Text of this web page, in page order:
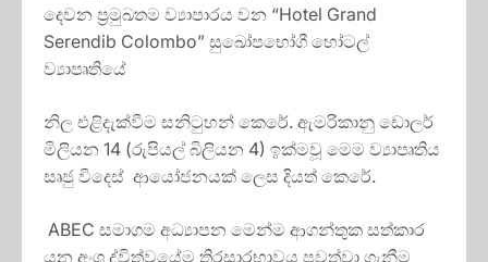
දෙවන ප්‍රමුඛතම ව්‍යාපාරය වන “Hotel Grand
Serendib Colombo” සුඛෝපභෝගී හෝටල්
ව්‍යාපෘතියේ
නිල එළිදැක්වීම සනිටුහන් කෙරේ. ඇමරිකානු ඩොලර්
මිලියන 14 (රුපියල් බිලියන 4) ඉක්මවූ මෙම ව්‍යාපෘතිය
සෘජු විදෙස් ආයෝජනයක් ලෙස දියත් කෙරේ.
ABEC සමාගම අධ්‍යාපන මෙන්ම ආගන්තුක සත්කාර
යන අංශ ද්විත්වයේම තිරසාරභාවය පවත්වා ගැනීම